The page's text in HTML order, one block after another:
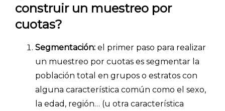
construir un muestreo por
cuotas?
Segmentación: el primer paso para realizar
un muestreo por cuotas es segmentar la
población total en grupos o estratos con
alguna característica común como el sexo,
la edad, región… (u otra característica